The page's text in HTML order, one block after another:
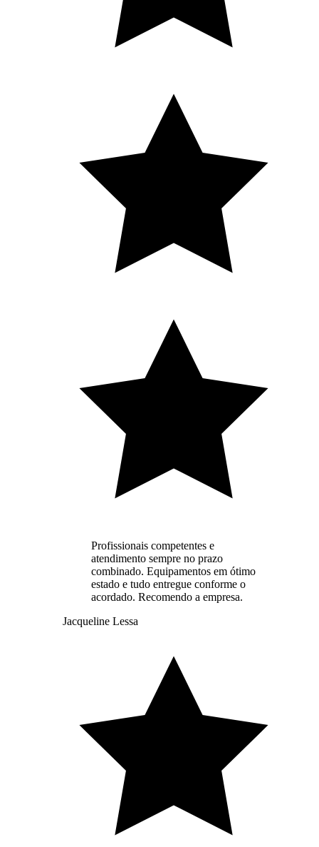
Profissionais competentes e
atendimento sempre no prazo
combinado. Equipamentos em ótimo
estado e tudo entregue conforme o
acordado. Recomendo a empresa.
Jacqueline Lessa